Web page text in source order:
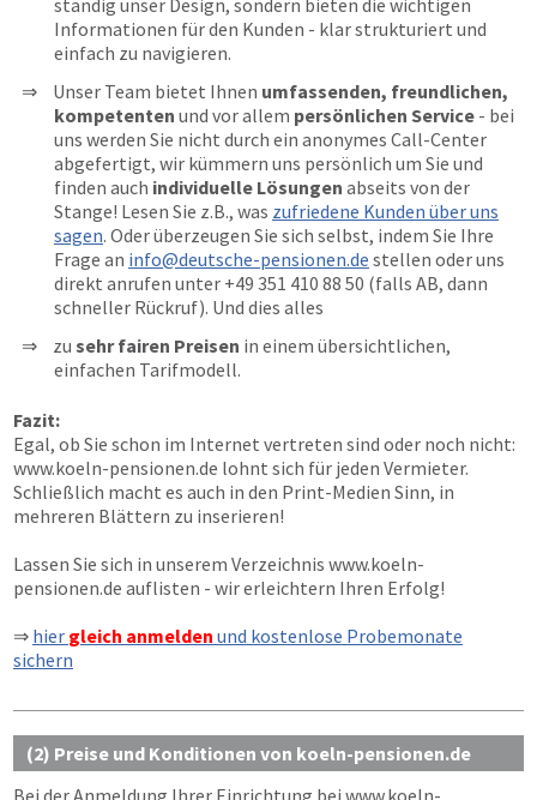
ständig unser Design, sondern bieten die wichtigen
Informationen für den Kunden - klar strukturiert und
einfach zu navigieren.
Unser Team bietet Ihnen umfassenden, freundlichen,
kompetenten und vor allem persönlichen Service - bei
uns werden Sie nicht durch ein anonymes Call-Center
abgefertigt, wir kümmern uns persönlich um Sie und
finden auch individuelle Lösungen abseits von der
Stange! Lesen Sie z.B., was zufriedene Kunden über uns
sagen. Oder überzeugen Sie sich selbst, indem Sie Ihre
Frage an info@deutsche-pensionen.de stellen oder uns
direkt anrufen unter +49 351 410 88 50 (falls AB, dann
schneller Rückruf). Und dies alles
zu sehr fairen Preisen in einem übersichtlichen,
einfachen Tarifmodell.
Fazit:
Egal, ob Sie schon im Internet vertreten sind oder noch nicht:
www.koeln-pensionen.de lohnt sich für jeden Vermieter.
Schließlich macht es auch in den Print-Medien Sinn, in
mehreren Blättern zu inserieren!
Lassen Sie sich in unserem Verzeichnis www.koeln-
pensionen.de auflisten - wir erleichtern Ihren Erfolg!
⇒ hier gleich anmelden und kostenlose Probemonate
sichern
(2) Preise und Konditionen von koeln-pensionen.de
Bei der Anmeldung Ihrer Einrichtung bei www.koeln-